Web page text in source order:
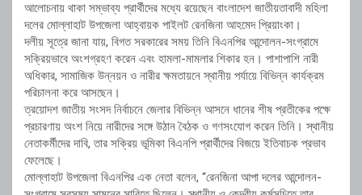
আলোচনায় থাকা সম্ভাব্য প্রার্থীদের মধ্যে রয়েছেন বাংলাদেশ জাতীয়তাবাদী মহিলা
দলের মোল্লাহাট উপজেলা আহ্বায়ক পাইলট রেনজিনা আহমেদ প্রিয়াংকা।
দলীয় সূত্রে জানা যায়, বিগত সরকারের সময় তিনি বিএনপির আন্দোলন-সংগ্রামে
সক্রিয়ভাবে অংশগ্রহণ করেন এবং হামলা-মামলার শিকার হন। পাশাপাশি নারী
অধিকার, সামাজিক উন্নয়ন ও নারীর ক্ষমতায়নে স্থানীয় পর্যায়ে বিভিন্ন কার্যক্রম
পরিচালনা করে আসছেন।
ত্রয়োদশ জাতীয় সংসদ নির্বাচনে জেলার বিভিন্ন আসনে ধানের শীষ প্রতীকের পক্ষে
প্রচারণায় অংশ নিয়ে নারীদের সঙ্গে উঠান বৈঠক ও গণসংযোগ করেন তিনি। স্থানীয়
নেতাকর্মীদের দাবি, তার সক্রিয় ভূমিকা বিএনপি প্রার্থীদের বিজয়ে ইতিবাচক প্রভাব
ফেলেছে।
মোল্লাহাট উপজেলা বিএনপির এক নেতা বলেন, “রেনজিনা আপা দলের আন্দোলন-